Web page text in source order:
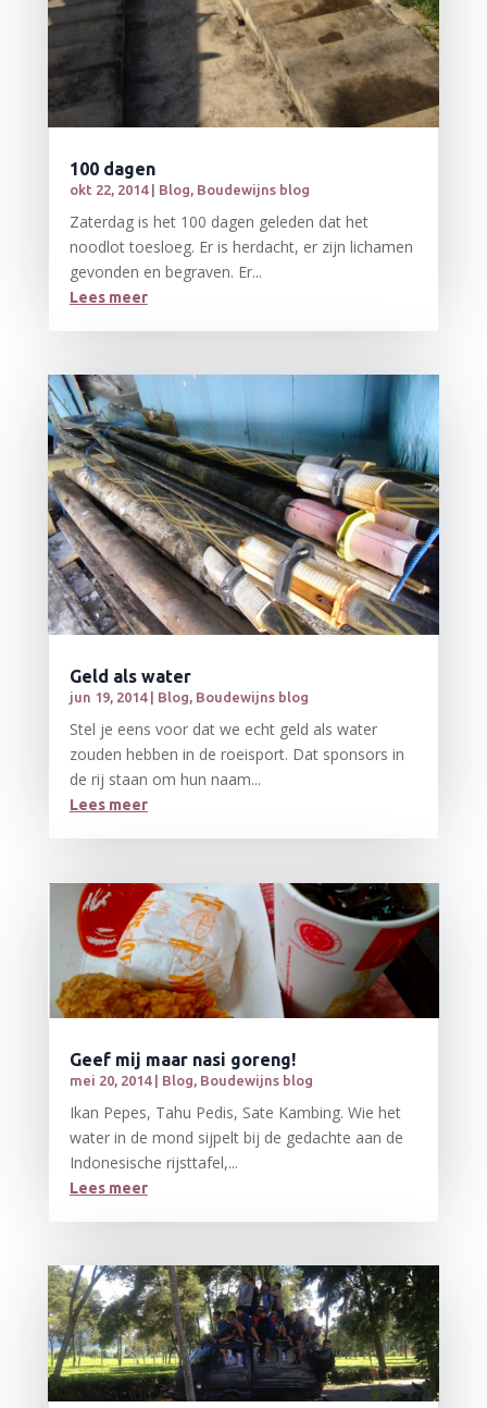
100 dagen
okt 22, 2014| Blog, Boudewijns blog
Zaterdag is het 100 dagen geleden dat het
noodlot toesloeg. Er is herdacht, er zijn lichamen
gevonden en begraven. Er...
Lees meer
Geld als water
jun 19, 2014| Blog, Boudewijns blog
Stel je eens voor dat we echt geld als water
zouden hebben in de roeisport. Dat sponsors in
de rij staan om hun naam...
Lees meer
Geef mij maar nasi goreng!
mei 20, 2014| Blog, Boudewijns blog
Ikan Pepes, Tahu Pedis, Sate Kambing. Wie het
water in de mond sijpelt bij de gedachte aan de
Indonesische rijsttafel,...
Lees meer